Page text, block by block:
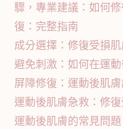
驟，專業建議：如何
復：完整指南
成分選擇：修復受損
避免刺激：如何在運
屏障修復：運動後肌
運動後肌膚急救：修
運動後肌膚的常見問題